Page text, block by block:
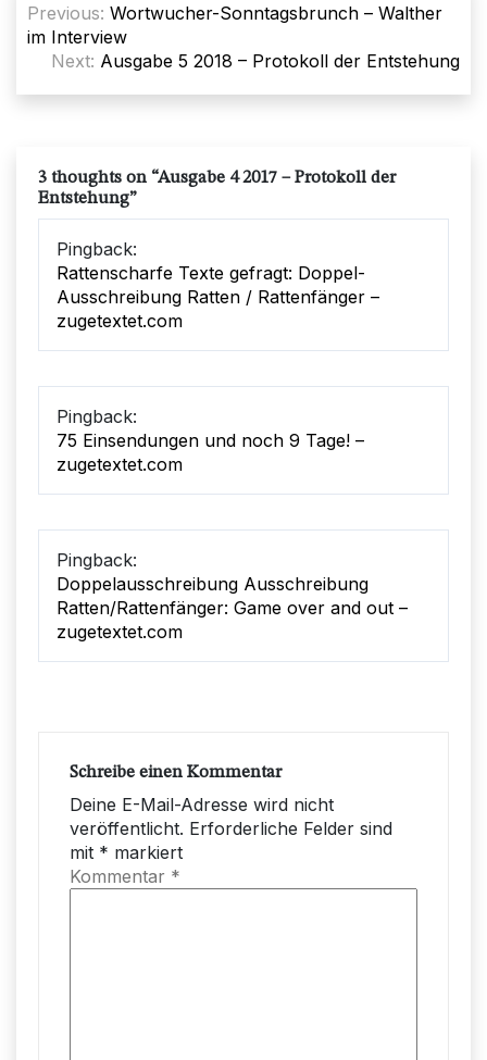
Previous: Wortwucher-Sonntagsbrunch – Walther
im Interview
Next: Ausgabe 5 2018 – Protokoll der Entstehung
3 thoughts on “Ausgabe 4 2017 – Protokoll der
Entstehung”
Pingback:
Rattenscharfe Texte gefragt: Doppel-
Ausschreibung Ratten / Rattenfänger –
zugetextet.com
Pingback:
75 Einsendungen und noch 9 Tage! –
zugetextet.com
Pingback:
Doppelausschreibung Ausschreibung
Ratten/Rattenfänger: Game over and out –
zugetextet.com
Schreibe einen Kommentar
Deine E-Mail-Adresse wird nicht
veröffentlicht. Erforderliche Felder sind
mit * markiert
Kommentar *